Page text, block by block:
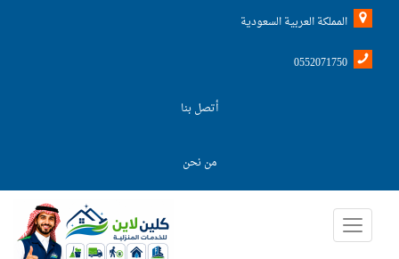
المملكة العربية السعودية
0552071750
أتصل بنا
من نحن